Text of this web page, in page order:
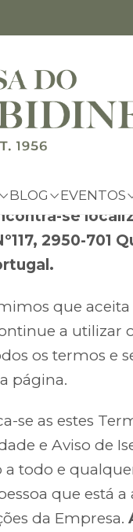
BLOG EVENTOS
Estes
para a
se
2950-701
que
a utilizar
os termos e
página.
se as estes
e Aviso de
a todo e
que está a
da Empresa.